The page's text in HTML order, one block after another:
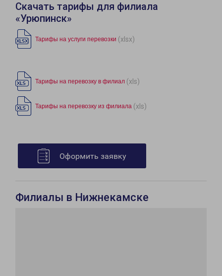
Скачать тарифы для филиала
«Урюпинск»
Тарифы на услуги перевозки (xlsx)
Тарифы на перевозку в филиал (xls)
Тарифы на перевозку из филиала (xls)
Оформить заявку
Филиалы в Нижнекамске